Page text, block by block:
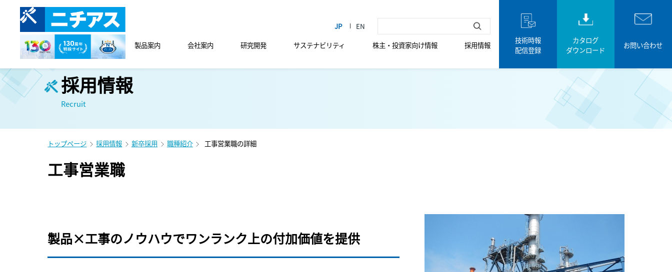
製品案内 会社案内 研究開発 サステナビリティ 株主・投資家向け情報 採用情報
技術時報
配信登録
カタログ
ダウンロード
お問い合わせ
採用情報
Recruit
トップページ 採用情報 新卒採用 職種紹介 工事営業職の詳細
工事営業職
製品×工事のノウハウでワンランク上の付加価値を提供